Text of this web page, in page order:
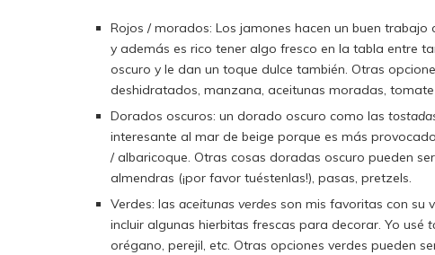
Rojos / morados: Los jamones hacen un buen
y además es rico tener algo fresco en la tabla entre
oscuro y le dan un toque dulce también. Otras
deshidratados, manzana, aceitunas moradas,
Dorados oscuros: un dorado oscuro como las
interesante al mar de beige porque es más
/ albaricoque. Otras cosas doradas oscuro pueden
almendras (¡por favor tuéstenlas!), pasas, pretzels.
Verdes: las aceitunas verdes son mis favoritas con su
incluir algunas hierbitas frescas para decorar. Yo usé
orégano, perejil, etc. Otras opciones verdes pueden